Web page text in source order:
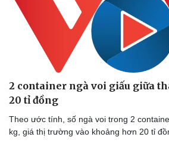
Dinh dưỡng - món ngon
Cây thuốc
Sản phụ khoa
Nhi khoa
Nam khoa
Làm đẹp - giảm cân
Phòng mạch online
Ăn sạch sống khỏe
Nhà
Blog
Tình
2 container ngà voi giấu giữa
20 tỉ đồng
Theo ước tính, số ngà voi trong 2
kg, giá thị trường vào khoảng hơn 20 tỉ